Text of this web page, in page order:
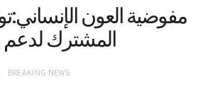
مفوضية العون
المشترك لدعم
BREAKING NEWS